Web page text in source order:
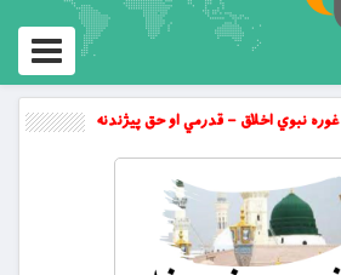
Toggle
غوره نبوي اخلاق – قدرمي او حق پیژندنه